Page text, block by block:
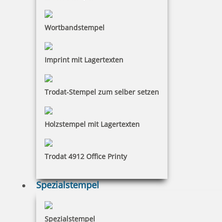
Wortbandstempel
Imprint mit Lagertexten
Trodat-Stempel zum selber setzen
Holzstempel mit Lagertexten
Trodat 4912 Office Printy
Spezialstempel
Spezialstempel
(weitere Länderzustellungen gern auf Anfrage). Ab einem
Brutto-Bestellwert von 50 Euro liefern wir
versandkostenfrei. Der Versand an Packstationen oder
Postfächer sowie zu Inseln wie Helgoland und dem
Sofern die Ware versendet wird, geht die Gefahr auf den
Besteller über, sobald die Sendung an die den Transport
durchführende Person übergeben worden ist. Ist der
Besteller ein Verbraucher geht die Gefahr des zufälligen
Untergangs und der zufälligen Verschlechterung erst mit
der Übergabe der Ware an den Verbraucher auf diesen
Die Fertigung beginnt bei E-Payment mit Zahlungszusage
Rechnungsfreigabe durch die Webseite an den Besteller.
Liegt die Zahlung bis 12 Uhr vor, beginnt die
Fertigungsfrist noch ab diesem Eingangstag, soweit dies